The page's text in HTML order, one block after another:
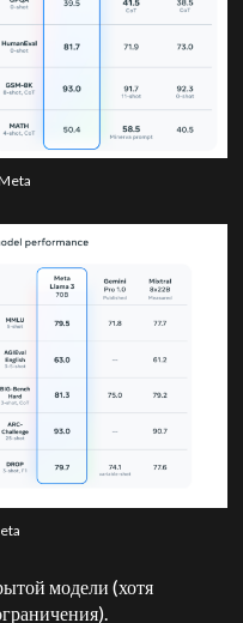
модели (хотя